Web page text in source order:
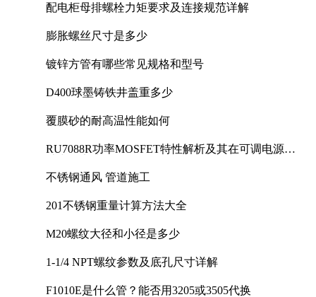
配电柜母排螺栓力矩要求及连接规范详解
膨胀螺丝尺寸是多少
镀锌方管有哪些常见规格和型号
D400球墨铸铁井盖重多少
覆膜砂的耐高温性能如何
RU7088R功率MOSFET特性解析及其在可调电源设
不锈钢通风 管道施工
201不锈钢重量计算方法大全
M20螺纹大径和小径是多少
1-1/4 NPT螺纹参数及底孔尺寸详解
F1010E是什么管？能否用3205或3505代换